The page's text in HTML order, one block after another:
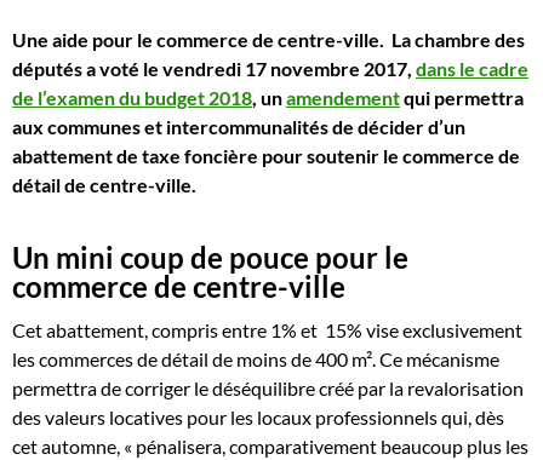
Une aide pour le commerce de centre-ville. La chambre des
députés a voté le vendredi 17 novembre 2017, dans le cadre
de l’examen du budget 2018, unamendementqui permettra
aux communes et intercommunalités de décider d’un
abattement de taxe foncière pour soutenir le commerce de
détail de centre-ville.
Un mini coup de pouce pour le
commerce de centre-ville
Cet abattement, compris entre 1% et 15% vise exclusivement
les commerces de détail de moins de 400 m². Ce mécanisme
permettra de corriger le déséquilibre créé par la revalorisation
des valeurs locatives pour les locaux professionnels qui, dès
cet automne, « pénalisera, comparativement beaucoup plus les